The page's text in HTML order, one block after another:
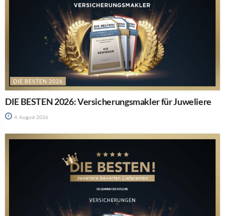
DIE BESTEN 2026
DIE BESTEN 2026: Versicherungsmakler für Juweliere
4. August 2026